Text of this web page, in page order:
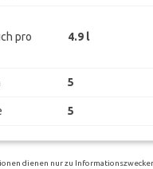
pro
4.9 l
5
5
dienen nur zu